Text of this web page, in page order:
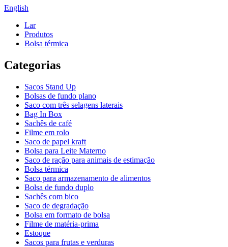
English
Lar
Produtos
Bolsa térmica
Categorias
Sacos Stand Up
Bolsas de fundo plano
Saco com três selagens laterais
Bag In Box
Sachês de café
Filme em rolo
Saco de papel kraft
Bolsa para Leite Materno
Saco de ração para animais de estimação
Bolsa térmica
Saco para armazenamento de alimentos
Bolsa de fundo duplo
Sachês com bico
Saco de degradação
Bolsa em formato de bolsa
Filme de matéria-prima
Estoque
Sacos para frutas e verduras